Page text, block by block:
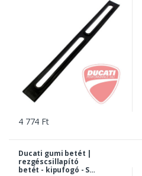
4 774 Ft
Ducati gumi betét |
rezgéscsillapító
betét - kipufogó - SS,